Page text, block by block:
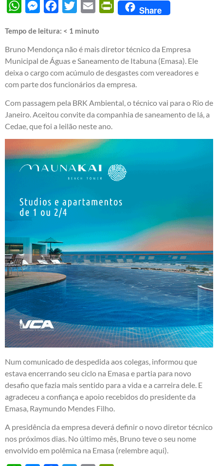
WhatsAppMessengerFacebook
Twitter Email PrintFriendly
Share
Tempo de leitura: < 1 minuto
Bruno Mendonça não é mais diretor técnico da Empresa
Municipal de Águas e Saneamento de Itabuna (Emasa). Ele
deixa o cargo com acúmulo de desgastes com vereadores e
com parte dos funcionários da empresa.
Com passagem pela BRK Ambiental, o técnico vai para o Rio de
Janeiro. Aceitou convite da companhia de saneamento de lá, a
Cedae, que foi a leilão neste ano.
Num comunicado de despedida aos colegas, informou que
estava encerrando seu ciclo na Emasa e partia para novo
desafio que fazia mais sentido para a vida e a carreira dele. E
agradeceu a confiança e apoio recebidos do presidente da
Emasa, Raymundo Mendes Filho.
A presidência da empresa deverá definir o novo diretor técnico
nos próximos dias. No último mês, Bruno teve o seu nome
envolvido em polêmica na Emasa (relembre aqui).